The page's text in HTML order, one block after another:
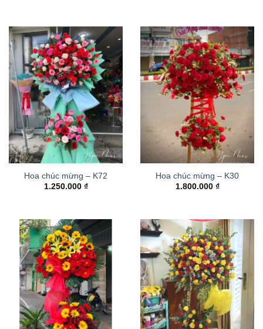
Hoa chúc mừng – K72
1.250.000 ₫
Hoa chúc mừng – K30
1.800.000 ₫